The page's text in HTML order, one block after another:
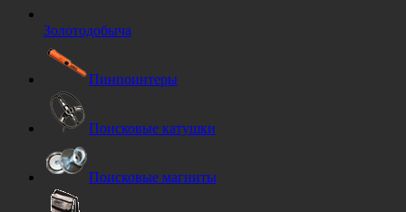
Золотодобыча
Пинпоинтеры
Поисковые катушки
Поисковые магниты